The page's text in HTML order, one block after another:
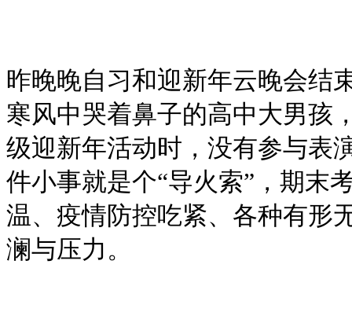
昨晚晚自习和迎新年云晚会结
寒风中哭着鼻子的高中大男孩
级迎新年活动时，没有参与表
件小事就是个“导火索”，期末
温、疫情防控吃紧、各种有形
澜与压力。